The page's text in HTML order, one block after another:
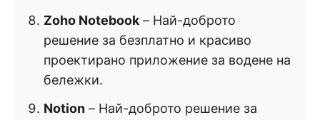
Zoho Notebook – Най-доброто
решение за безплатно и красиво
проектирано приложение за водене на
бележки.
Notion – Най-доброто решение за